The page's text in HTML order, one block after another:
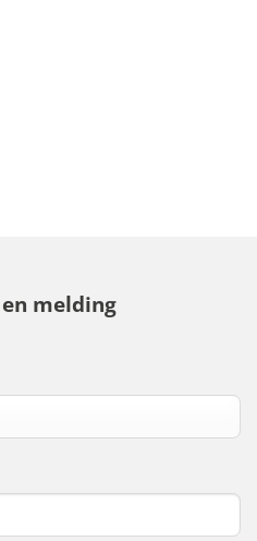
en melding